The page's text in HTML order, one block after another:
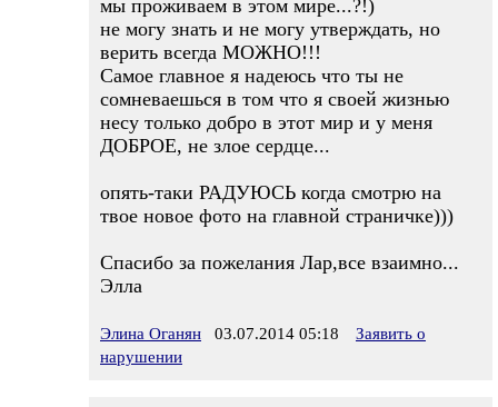
мы проживаем в этом мире...?!)
не могу знать и не могу утверждать, но
верить всегда МОЖНО!!!
Самое главное я надеюсь что ты не
сомневаешься в том что я своей жизнью
несу только добро в этот мир и у меня
ДОБРОЕ, не злое сердце...
опять-таки РАДУЮСЬ когда смотрю на
твое новое фото на главной страничке)))
Спасибо за пожелания Лар,все взаимно...
Элла
Элина Оганян 03.07.2014 05:18
Заявить о
нарушении